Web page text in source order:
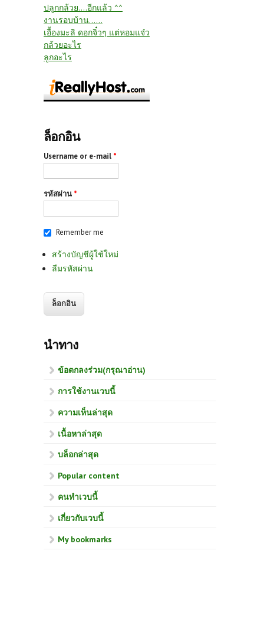
ปลูกกล้วย....อีกแล้ว ^^
งานรอบบ้าน......
เอื้องมะลิ ดอกจิ๋วๆ แต่หอมแจ๋ว
กล้วยอะไร
ลูกอะไร
ล็อกอิน
Username or e-mail *
รหัสผ่าน *
Remember me
สร้างบัญชีผู้ใช้ใหม่
ลืมรหัสผ่าน
นำทาง
ข้อตกลงร่วม(กรุณาอ่าน)
การใช้งานเวบนี้
ความเห็นล่าสุด
เนื้อหาล่าสุด
บล็อกล่าสุด
Popular content
คนทำเวบนี้
เกี่ยวกับเวบนี้
My bookmarks